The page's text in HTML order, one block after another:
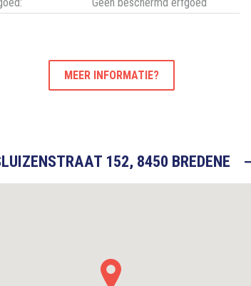
MEER INFORMATIE?
152, 8450 BREDENE